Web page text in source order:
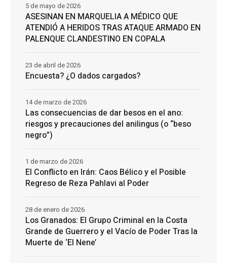
ASESINAN EN MARQUELIA A MÉDICO QUE
ATENDIÓ A HERIDOS TRAS ATAQUE ARMADO EN
PALENQUE CLANDESTINO EN COPALA
5 de mayo de 2026
Encuesta? ¿O dados cargados?
23 de abril de 2026
Las consecuencias de dar besos en el ano:
riesgos y precauciones del anilingus (o “beso
negro”)
14 de marzo de 2026
El Conflicto en Irán: Caos Bélico y el Posible
Regreso de Reza Pahlavi al Poder
1 de marzo de 2026
Los Granados: El Grupo Criminal en la Costa
Grande de Guerrero y el Vacío de Poder Tras la
Muerte de ‘El Nene’
28 de enero de 2026